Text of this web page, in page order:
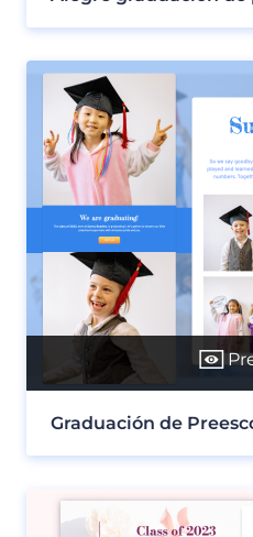
Graduación de